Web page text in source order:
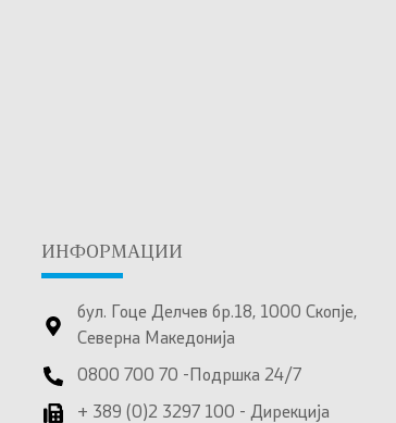
ИНФОРМАЦИИ
бул. Гоце Делчев бр.18, 1000 Скопје,
Северна Македонија
0800 700 70 -Подршка 24/7
+ 389 (0)2 3297 100 - Дирекција